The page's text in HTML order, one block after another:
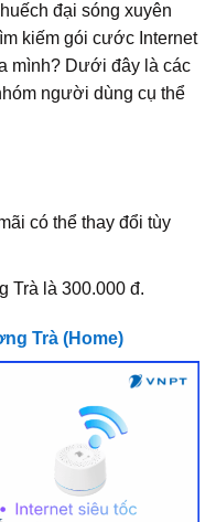
đại sóng xuyên
kiếm gói cước Internet
mình? Dưới đây là các
người dùng cụ thể
có thể thay đổi tùy
Trà là 300.000 đ.
Trà (Home)